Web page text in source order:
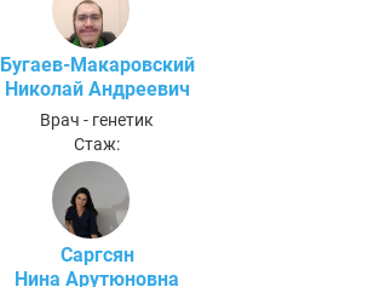
Бугаев-Макаровский
Николай Андреевич
Врач - генетик
Стаж:
Саргсян
Нина Арутюновна